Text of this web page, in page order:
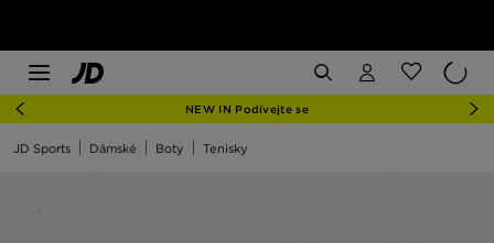
NEW IN Podívejte se
JD Sports Dámské Boty Tenisky